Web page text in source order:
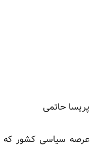
پریسا حاتمی
عرصه سیاسی کشور که